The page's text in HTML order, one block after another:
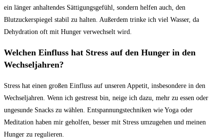
ein länger​ anhaltendes Sättigungsgefühl,⁢ sondern helfen auch,‍ den
Blutzuckerspiegel stabil zu halten. Außerdem‌ trinke ich viel ​Wasser, da⁤
Dehydration‍ oft mit‍ Hunger verwechselt wird.
Welchen Einfluss hat⁣ Stress auf den Hunger in den
Wechseljahren?
Stress hat einen ⁤großen Einfluss auf unseren Appetit, insbesondere in‌ den
Wechseljahren. ​Wenn ich gestresst bin, neige ich dazu, mehr zu essen oder
ungesunde Snacks zu wählen. ‌Entspannungstechniken wie Yoga oder
Meditation haben mir geholfen, besser mit Stress umzugehen und meinen
Hunger zu regulieren.